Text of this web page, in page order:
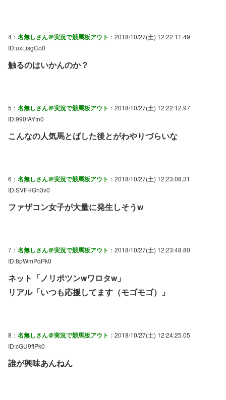
4： 名無しさん＠実況で競馬板アウト ：2018/10/27(土) 12:22:11.49
ID:uxLisgCo0
触るのはいかんのか？
5： 名無しさん＠実況で競馬板アウト ：2018/10/27(土) 12:22:12.97
ID:990fAYtn0
こんなの人気馬とばした後とがわやりづらいな
6： 名無しさん＠実況で競馬板アウト ：2018/10/27(土) 12:23:08.31
ID:SVFHGh3v0
ファザコン女子が大量に発生しそうw
7： 名無しさん＠実況で競馬板アウト ：2018/10/27(土) 12:23:48.80
ID:8pWmPqPk0
ネット「ノリポツンwワロタw」
リアル「いつも応援してます（モゴモゴ）」
8： 名無しさん＠実況で競馬板アウト ：2018/10/27(土) 12:24:25.05
ID:cGU9flPk0
誰が興味あんねん